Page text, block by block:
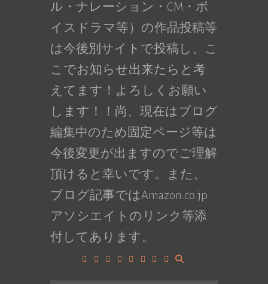
ル・ナレーション・CM・ボ
イスドラマ等）の作品投稿等
は今後別サイトで投稿し、こ
こでお知らせ出来たらと考
えてます！よろしくお願い
します！！尚、現在はブログ
編集中のため固定ページ等は
今後変更が出ますのでご理解
頂けると幸いです。また、
ブログ記事ではAmazon.co.jp
アソシエイトのリンク等添
付してあります。